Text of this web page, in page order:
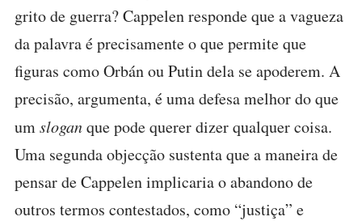
grito de guerra? Cappelen responde que a vagueza
da palavra é precisamente o que permite que
figuras como Orbán ou Putin dela se apoderem. A
precisão, argumenta, é uma defesa melhor do que
umsloganque pode querer dizer qualquer coisa.
Uma segunda objecção sustenta que a maneira de
pensar de Cappelen implicaria o abandono de
outros termos contestados, como “justiça” e